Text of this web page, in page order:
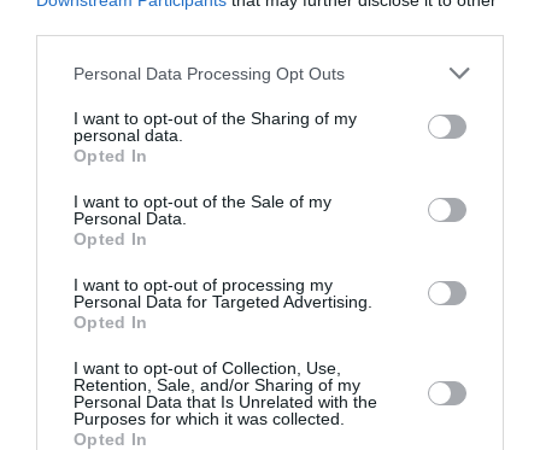
Personal Data Processing Opt Outs
I want to opt-out of the Sharing of my
personal data.
Opted In
I want to opt-out of the Sale of my
Personal Data.
Opted In
I want to opt-out of processing my
Personal Data for Targeted Advertising.
Opted In
I want to opt-out of Collection, Use,
Retention, Sale, and/or Sharing of my
Personal Data that Is Unrelated with the
Purposes for which it was collected.
Opted In
DERNIERS COMMENTAIRES
Manfoua commenté l'article :
Pyramides, croisières et mer Rouge : l’Égypte mise sur
TFFRYYZ
a commenté l'article :
Pointe‑à‑Pitre – Panama City : Air France ouvre un pont
aérien vers l’Amérique latine